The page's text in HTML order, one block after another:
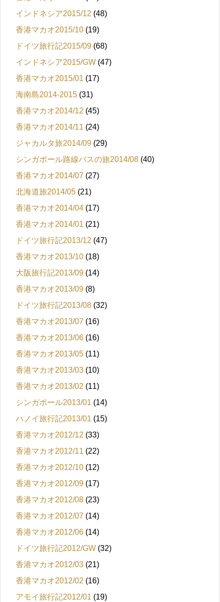
インドネシア2015/12 (48)
香港マカオ2015/10 (19)
ドイツ旅行記2015/09 (68)
インドネシア2015/GW (47)
香港マカオ2015/01 (17)
海南島2014-2015 (31)
香港マカオ2014/12 (45)
香港マカオ2014/11 (24)
ジャカルタ旅2014/09 (29)
シンガポール路線バスの旅2014/08 (40)
香港マカオ2014/07 (27)
北海道旅2014/05 (21)
香港マカオ2014/04 (17)
香港マカオ2014/01 (21)
ドイツ旅行記2013/12 (47)
香港マカオ2013/10 (18)
大阪旅行記2013/09 (14)
香港マカオ2013/09 (8)
ドイツ旅行記2013/08 (32)
香港マカオ2013/07 (16)
香港マカオ2013/06 (16)
香港マカオ2013/05 (11)
香港マカオ2013/03 (10)
香港マカオ2013/02 (11)
シンガポール2013/01 (14)
ハノイ旅行記2013/01 (15)
香港マカオ2012/12 (33)
香港マカオ2012/11 (22)
香港マカオ2012/10 (12)
香港マカオ2012/09 (17)
香港マカオ2012/08 (23)
香港マカオ2012/07 (14)
香港マカオ2012/06 (14)
ドイツ旅行記2012/GW (32)
香港マカオ2012/03 (21)
香港マカオ2012/02 (16)
アモイ旅行記2012/01 (19)